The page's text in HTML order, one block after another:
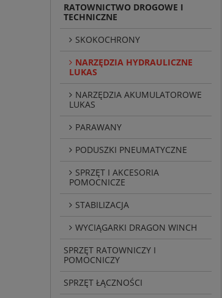
RATOWNICTWO DROGOWE I
TECHNICZNE
SKOKOCHRONY
NARZĘDZIA HYDRAULICZNE
LUKAS
NARZĘDZIA AKUMULATOROWE
LUKAS
PARAWANY
PODUSZKI PNEUMATYCZNE
SPRZĘT I AKCESORIA
POMOCNICZE
STABILIZACJA
WYCIĄGARKI DRAGON WINCH
SPRZĘT RATOWNICZY I
POMOCNICZY
SPRZĘT ŁĄCZNOŚCI